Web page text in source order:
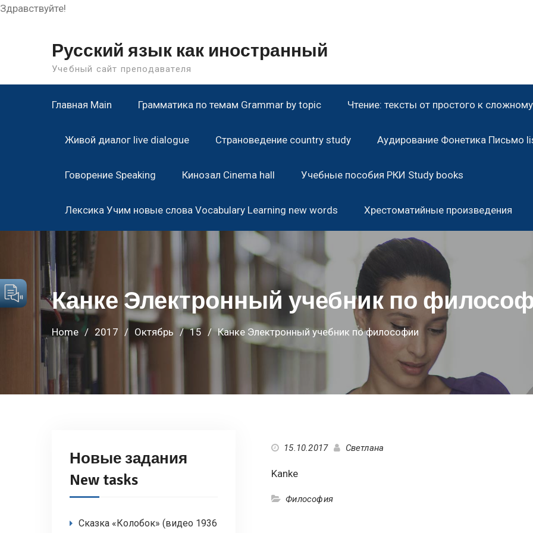
Здравствуйте!
Русский язык как иностранный
Учебный сайт преподавателя
Главная Main Грамматика по темам Grammar by topic Чтение: тексты от простого к
Живой диалог live dialogue Страноведение country study Аудирование Фонетика Письмо
Говорение Speaking Кинозал Cinema hall Учебные пособия РКИ Study books
Лексика Учим новые слова Vocabulary Learning new words Хрестоматийные произведения
Канке Электронный учебник по
Home 2017 Октябрь 15 Канке Электронный учебник по философии
15.10.2017 Светлана
Kanke
Философия
Новые задания
New tasks
Сказка «Колобок» (видео 1936